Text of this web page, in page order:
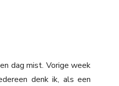
dag mist. Vorige week
denk ik, als een